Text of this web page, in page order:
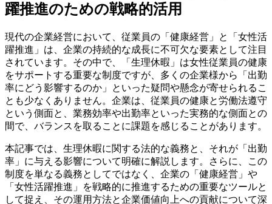
躍推進のための戦略的活用
現代の企業経営において、従業員の「健康経営」と「女性活
躍推進」は、企業の持続的な成長に不可欠な要素として注目
されています。その中で、「生理休暇」は女性従業員の健康
をサポートする重要な制度ですが、多くの企業様から「出勤
率にどう影響するのか」といった疑問や懸念が寄せられるこ
とも少なくありません。企業は、従業員の健康と労働法遵守
という側面と、業務効率や出勤率といった実務的な側面との
間で、バランスを取ることに課題を感じることがあります。
本記事では、生理休暇に関する法的な義務と、それが「出勤
率」に与える影響について明確に解説します。さらに、この
制度を単なる義務としてではなく、企業の「健康経営」や
「女性活躍推進」を戦略的に推進するための重要なツールと
して捉え、その運用方法と企業価値向上への貢献について深